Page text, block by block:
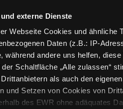
externe Dienste
Webseite Cookies und ähnliche
Daten (z.B.: IP-
während andere uns helfen,
Schaltfläche „Alle zulassen“
als auch den
und Setzen von Cookies von
des EWR ohne adäquates